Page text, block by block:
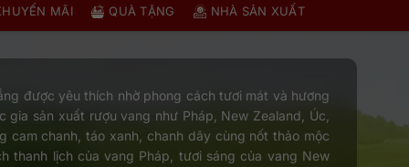
MÃI QUÀ TẶNG NHÀ SẢN XUẤT
được yêu thích nhờ phong cách tươi mát và hương
sản xuất rượu vang như Pháp, New Zealand, Úc,
cam chanh, táo xanh, chanh dây cùng nốt thảo mộc
thanh lịch của vang Pháp, tươi sáng của vang New